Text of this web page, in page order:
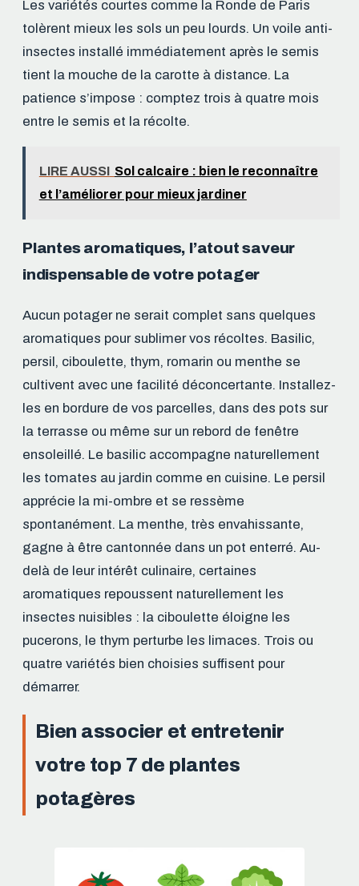
Les variétés courtes comme la Ronde de Paris
tolèrent mieux les sols un peu lourds. Un voile anti-
insectes installé immédiatement après le semis
tient la mouche de la carotte à distance. La
patience s’impose : comptez trois à quatre mois
entre le semis et la récolte.
LIRE AUSSI Sol calcaire : bien le reconnaître
et l’améliorer pour mieux jardiner
Plantes aromatiques, l’atout saveur
indispensable de votre potager
Aucun potager ne serait complet sans quelques
aromatiques pour sublimer vos récoltes. Basilic,
persil, ciboulette, thym, romarin ou menthe se
cultivent avec une facilité déconcertante. Installez-
les en bordure de vos parcelles, dans des pots sur
la terrasse ou même sur un rebord de fenêtre
ensoleillé. Le basilic accompagne naturellement
les tomates au jardin comme en cuisine. Le persil
apprécie la mi-ombre et se ressème
spontanément. La menthe, très envahissante,
gagne à être cantonnée dans un pot enterré. Au-
delà de leur intérêt culinaire, certaines
aromatiques repoussent naturellement les
insectes nuisibles : la ciboulette éloigne les
pucerons, le thym perturbe les limaces. Trois ou
quatre variétés bien choisies suffisent pour
démarrer.
Bien associer et entretenir
votre top 7 de plantes
potagères